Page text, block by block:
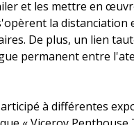
et les mettre en
la distanciation
De plus, un lien
permanent entre
à différentes